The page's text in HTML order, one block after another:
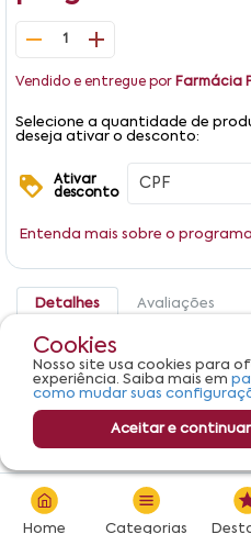
1
Vendido e entregue por Farmácia
Selecione a quantidade de
deseja ativar o desconto:
Ativar
desconto
Entenda mais sobre o programa
R$ 48,90
Detalhes Avaliações
Produto não apresenta
Cookies
Nosso site usa cookies para
experiência. Saiba mais em
como mudar suas
Aceitar e continuar
Home Categorias